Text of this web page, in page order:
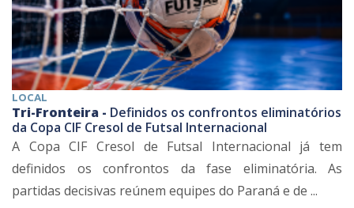
LOCAL
Tri-Fronteira - Definidos os confrontos eliminatórios
da Copa CIF Cresol de Futsal Internacional
A Copa CIF Cresol de Futsal Internacional já tem
definidos os confrontos da fase eliminatória. As
partidas decisivas reúnem equipes do Paraná e de ...